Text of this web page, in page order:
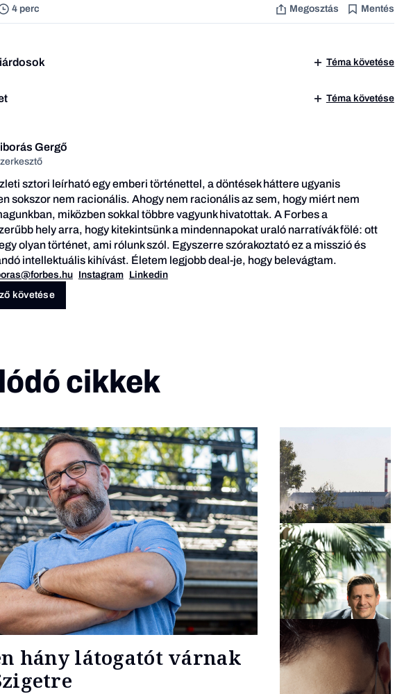
4 perc Megosztás Mentés
Téma követése
Téma követése
Gergő
sztori leírható egy emberi történettel, a döntések háttere ugyanis
sokszor nem racionális. Ahogy nem racionális az sem, hogy miért nem
miközben sokkal többre vagyunk hivatottak. A Forbes a
hely arra, hogy kitekintsünk a mindennapokat uraló narratívák fölé: ott
olyan történet, ami rólunk szól. Egyszerre szórakoztató ez a misszió és
intellektuális kihívást. Életem legjobb deal-je, hogy belevágtam.
Instagram
Linkedin
követése
cikkek
hány látogatót várnak